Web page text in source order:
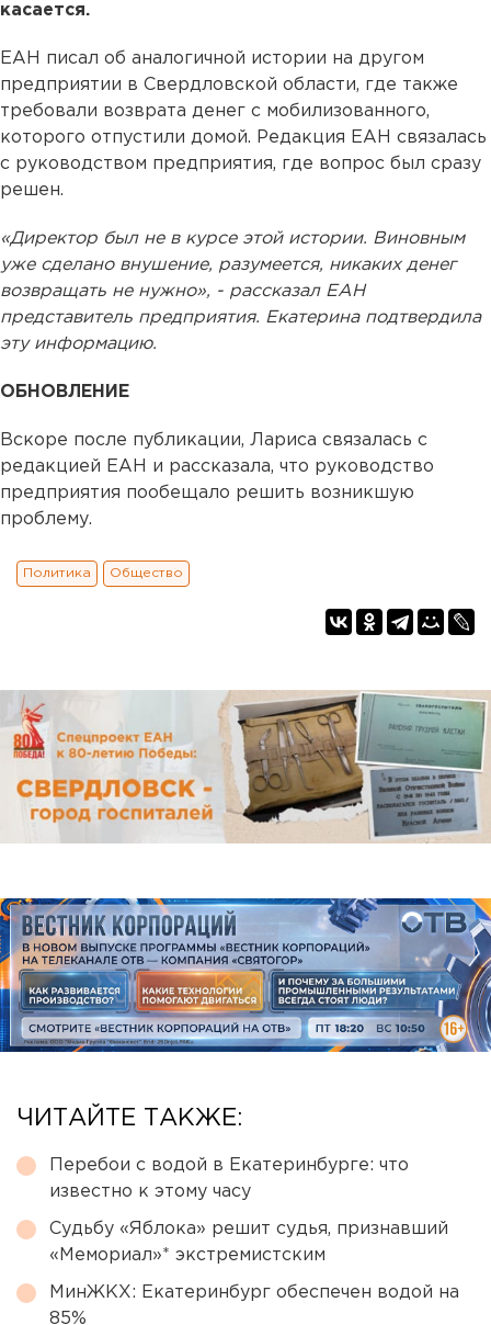
касается.
ЕАН писал об аналогичной истории на другом
предприятии в Свердловской области, где также
требовали возврата денег с мобилизованного,
которого отпустили домой. Редакция ЕАН связалась
с руководством предприятия, где вопрос был сразу
решен.
«Директор был не в курсе этой истории. Виновным
уже сделано внушение, разумеется, никаких денег
возвращать не нужно», - рассказал ЕАН
представитель предприятия. Екатерина подтвердила
эту информацию.
ОБНОВЛЕНИЕ
Вскоре после публикации, Лариса связалась с
редакцией ЕАН и рассказала, что руководство
предприятия пообещало решить возникшую
проблему.
Политика Общество
ЧИТАЙТЕ ТАКЖЕ:
Перебои с водой в Екатеринбурге: что
известно к этому часу
Судьбу «Яблока» решит судья, признавший
«Мемориал»* экстремистским
МинЖКХ: Екатеринбург обеспечен водой на
85%